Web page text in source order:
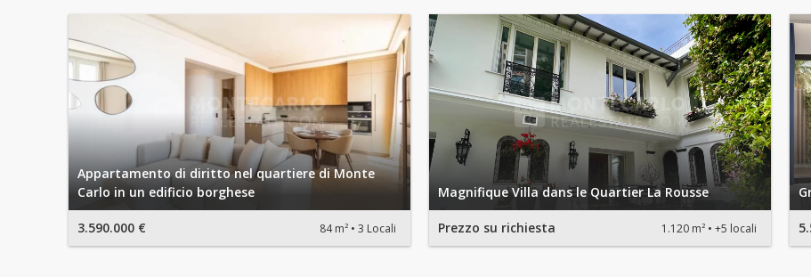
Appartamento di diritto nel quartiere di Monte
Carlo in un edificio borghese
3.590.000 € 84 m² 3 Locali
Magnifique Villa dans le Quartier La Rousse
Prezzo su richiesta 1.120 m² +5 locali